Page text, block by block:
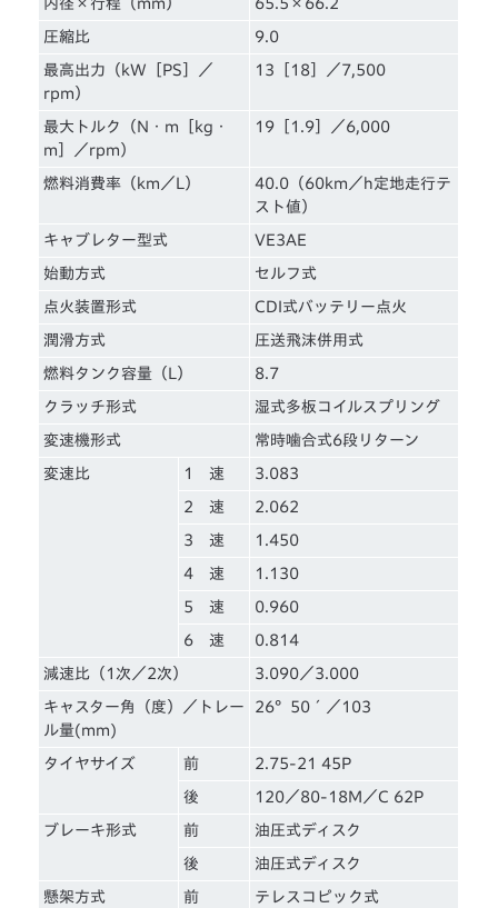
内径×行程（mm） 65.5×66.2
圧縮比 9.0
最高出力（kW［PS］／
rpm）
13［18］／7,500
最大トルク（N・m［kg・
m］／rpm）
19［1.9］／6,000
燃料消費率（km／L）
40.0（60km／h定地走行テ
スト値）
キャブレター型式 VE3AE
始動方式 セルフ式
点火装置形式 CDI式バッテリー点火
潤滑方式 圧送飛沫併用式
燃料タンク容量（L） 8.7
クラッチ形式 湿式多板コイルスプリング
変速機形式 常時噛合式6段リターン
変速比 1 速 3.083
2 速 2.062
3 速 1.450
4 速 1.130
5 速 0.960
6 速 0.814
減速比（1次／2次） 3.090／3.000
キャスター角（度）／トレー
ル量(mm)
26°50´／103
タイヤサイズ 前 2.75-21 45P
後 120／80-18M／C 62P
ブレーキ形式 前 油圧式ディスク
後 油圧式ディスク
懸架方式 前 テレスコピック式